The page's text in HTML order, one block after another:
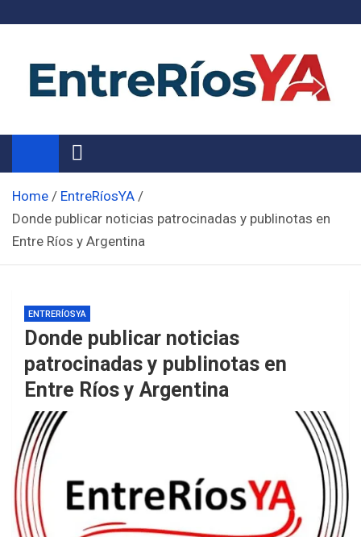
Noticias de Entre Ríos
Información de toda la provincia ahora
Home
EntreRíosYA
Donde publicar noticias patrocinadas y publinotas en
Entre Ríos y Argentina
ENTRERÍOSYA
Donde publicar noticias
patrocinadas y publinotas en
Entre Ríos y Argentina